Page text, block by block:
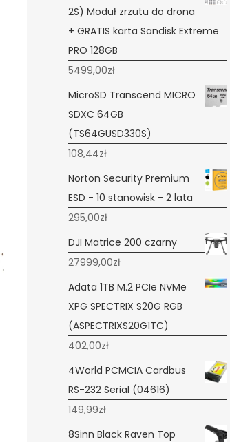
2S) Moduł zrzutu do drona
+ GRATIS karta Sandisk Extreme
PRO 128GB
5499,00zł
MicroSD Transcend MICRO
SDXC 64GB
(TS64GUSD330S)
108,44zł
Norton Security Premium
ESD - 10 stanowisk - 2 lata
295,00zł
DJI Matrice 200 czarny
27999,00zł
Adata 1TB M.2 PCIe NVMe
XPG SPECTRIX S20G RGB
(ASPECTRIXS20G1TC)
402,00zł
4World PCMCIA Cardbus
RS-232 Serial (04616)
149,99zł
8Sinn Black Raven Top